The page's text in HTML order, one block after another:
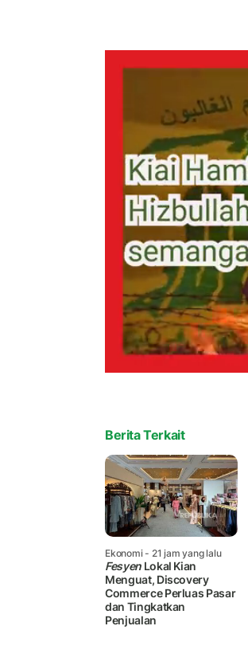
Berita Terkait
Ekonomi- 21 jam yang lalu
FesyenLokal Kian
Menguat, Discovery
Commerce Perluas Pasar
dan Tingkatkan
Penjualan